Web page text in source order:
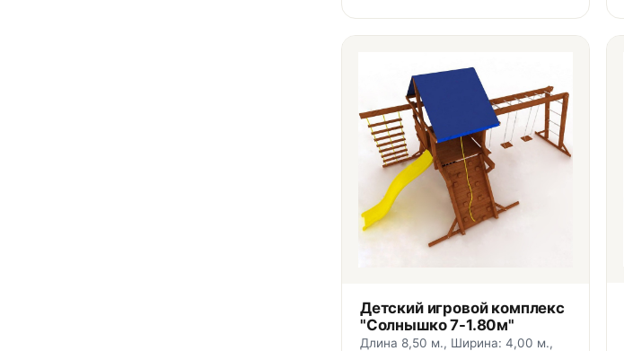
Детский игровой комплекс
"Солнышко 7-1.80м"
Длина 8,50 м., Ширина: 4,00 м.,